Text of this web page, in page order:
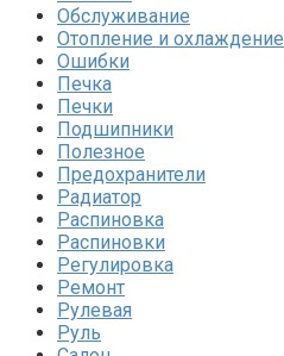
Обслуживание
Отопление и охлаждение
Ошибки
Печка
Печки
Подшипники
Полезное
Предохранители
Радиатор
Распиновка
Распиновки
Регулировка
Ремонт
Рулевая
Руль